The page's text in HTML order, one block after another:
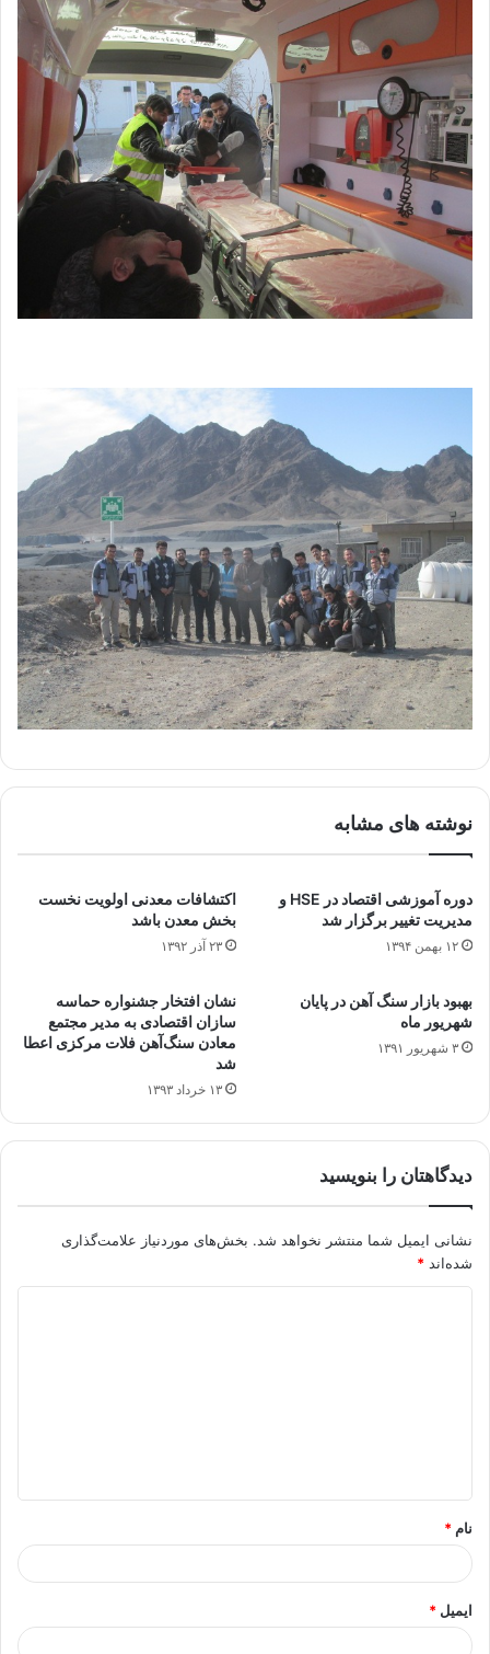
نوشته های مشابه
دوره آموزشی اقتصاد در HSE و
مدیریت تغییر برگزار شد
۱۲ بهمن ۱۳۹۴
اکتشافات معدنی اولویت نخست
بخش معدن باشد
۲۳ آذر ۱۳۹۲
بهبود بازار سنگ آهن در پایان
شهریور ماه
۳ شهریور ۱۳۹۱
نشان افتخار جشنواره حماسه
سازان اقتصادی به مدیر مجتمع
معادن سنگ‌آهن فلات مرکزی اعطا
شد
۱۳ خرداد ۱۳۹۳
دیدگاهتان را بنویسید
نشانی ایمیل شما منتشر نخواهد شد. بخش‌های موردنیاز علامت‌گذاری
شده‌اند *
*
نام *
ایمیل *